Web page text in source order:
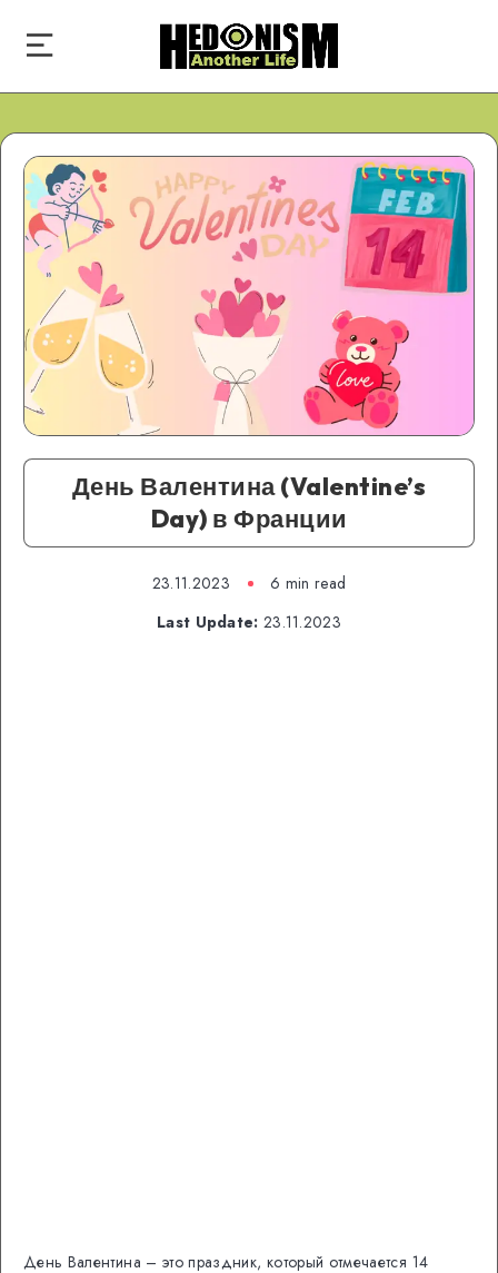
День Валентина (Valentine’s
Day) в Франции
23.11.2023
6 min read
Last Update: 23.11.2023
День Валентина – это праздник, который отмечается 14